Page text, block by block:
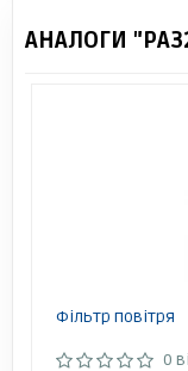
АНАЛОГИ
Фільтр повітря
0